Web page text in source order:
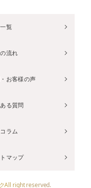
覧
流れ
お客様の声
る質問
ラム
マップ
All right reserved.